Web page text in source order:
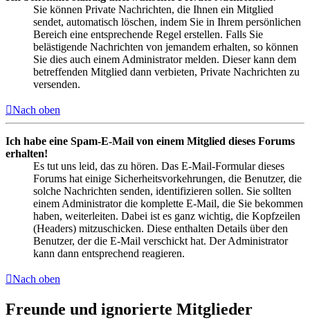
Sie können Private Nachrichten, die Ihnen ein Mitglied
sendet, automatisch löschen, indem Sie in Ihrem persönlichen
Bereich eine entsprechende Regel erstellen. Falls Sie
belästigende Nachrichten von jemandem erhalten, so können
Sie dies auch einem Administrator melden. Dieser kann dem
betreffenden Mitglied dann verbieten, Private Nachrichten zu
versenden.
Nach oben
Ich habe eine Spam-E-Mail von einem Mitglied dieses Forums
erhalten!
Es tut uns leid, das zu hören. Das E-Mail-Formular dieses
Forums hat einige Sicherheitsvorkehrungen, die Benutzer, die
solche Nachrichten senden, identifizieren sollen. Sie sollten
einem Administrator die komplette E-Mail, die Sie bekommen
haben, weiterleiten. Dabei ist es ganz wichtig, die Kopfzeilen
(Headers) mitzuschicken. Diese enthalten Details über den
Benutzer, der die E-Mail verschickt hat. Der Administrator
kann dann entsprechend reagieren.
Nach oben
Freunde und ignorierte Mitglieder